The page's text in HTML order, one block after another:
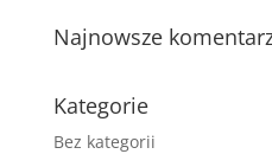
Najnowsze
Kategorie
Bez kategorii